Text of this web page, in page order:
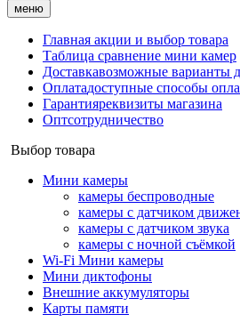
меню
Главная акции и выбор товара
Таблица сравнение мини камер
Доставкавозможные варианты
Оплатадоступные способы
Гарантияреквизиты магазина
Оптсотрудничество
Выбор товара
Мини камеры
камеры беспроводные
камеры с датчиком
камеры с датчиком звука
камеры с ночной съёмкой
Wi-Fi Мини камеры
Мини диктофоны
Внешние аккумуляторы
Карты памяти